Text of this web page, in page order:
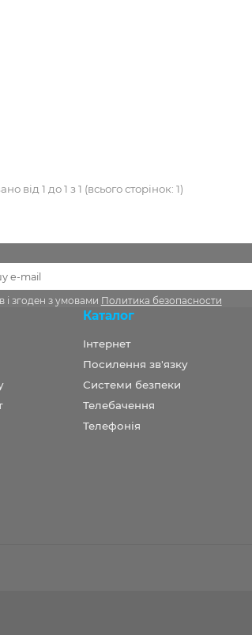
від 1 до 1 з 1 (всього сторінок: 1)
і згоден з умовами Политика безопасности
Каталог
Інтернет
Посилення зв'язку
Системи безпеки
Телебачення
Телефонія